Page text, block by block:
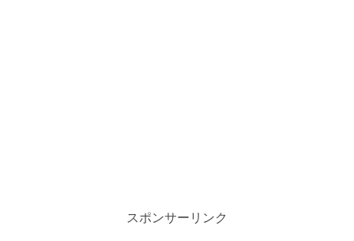
スポンサーリンク